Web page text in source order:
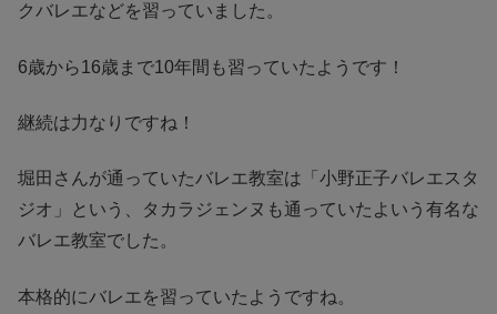
クバレエなどを習っていました。
6歳から16歳まで10年間も習っていたようです！
継続は力なりですね！
堀田さんが通っていたバレエ教室は「小野正子バレエスタ
ジオ」という、タカラジェンヌも通っていたよいう有名な
バレエ教室でした。
本格的にバレエを習っていたようですね。